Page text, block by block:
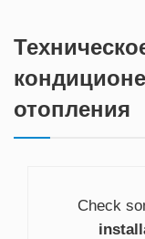
отопления
Check